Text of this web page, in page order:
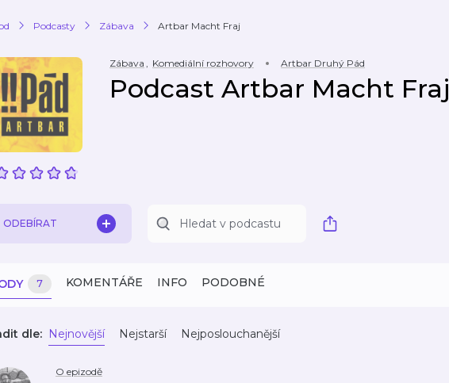
Podcasty Zábava Artbar Macht Fraj
Zábava , Komediální rozhovory Artbar Druhý Pád
Podcast Artbar Macht Fraj
ODEBÍRAT
7 KOMENTÁŘE INFO PODOBNÉ
dle: Nejnovější Nejstarší Nejposlouchanější
O epizodě